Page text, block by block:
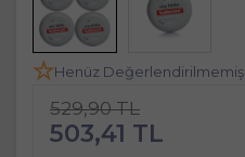
Henüz Değerlendirilmemiş
529,90 TL
503,41 TL